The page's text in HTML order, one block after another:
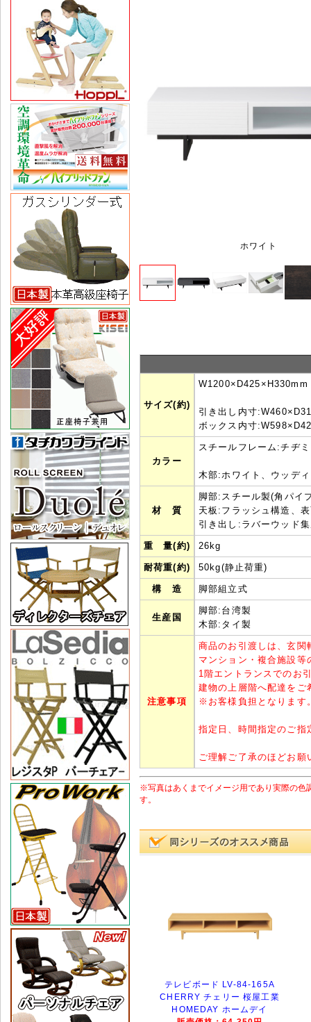
ホワイト
サイズ(約)
W1200×D425×H330mm
引き出し内寸
ボックス内寸
カラー
スチールフレーム:チヂ
木部:ホワイト、ウッデ
材 質
脚部:スチール製(角パイ
天板:フラッシュ構造、
引き出し:ラバーウッド
重 量(約) 26kg
耐荷重(約) 50kg(静止荷重)
構 造 脚部組立式
生産国
脚部:台湾製
木部:タイ製
注意事項
商品のお引渡しは、玄関
マンション・複合施設
1階エントランスでのお
建物の上層階へ配達をご
※ お客様負担となります
指定日、時間指定のご指
ご理解ご了承のほどお願
※写真はあくまでイメージ用であり実際の色
す。
テレビボード LV-84-165A
CHERRY チェリー 桜屋工業
HOMEDAY ホームデイ